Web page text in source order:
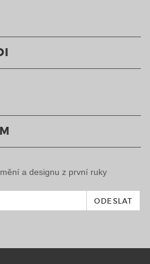
a designu z první ruky
ODESLAT